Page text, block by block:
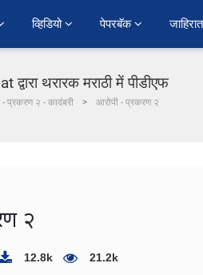
व्हिडियो पेपरबॅक जाहिरात
थरारक मराठी में पीडीएफ
- प्रकरण २ - कादंबरी आरोपी - प्रकरण २
२
12.8k 21.2k